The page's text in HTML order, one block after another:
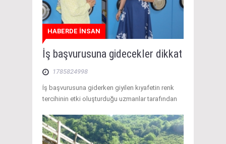
HABERDE İNSAN
İş başvurusuna gidecekler dikkat
1785824998
İş başvurusuna giderken giyilen kıyafetin renk
tercihinin etki oluşturduğu uzmanlar tarafından